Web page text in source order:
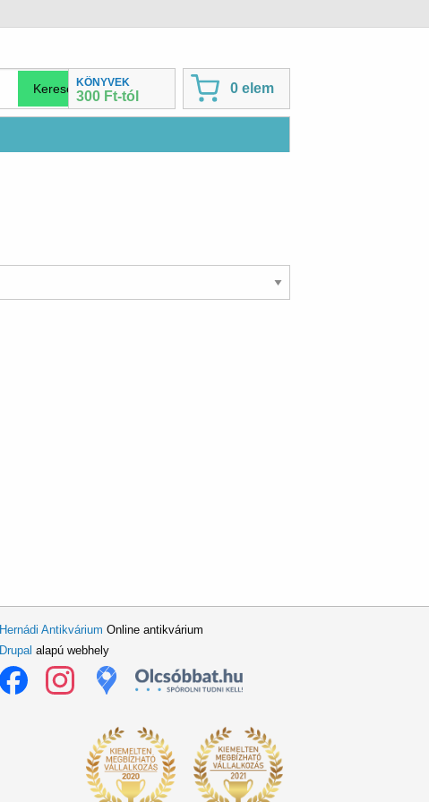
KÖNYVEK
300 Ft-tól
0 elem
Hernádi Antikvárium Online antikvárium
Drupal alapú webhely